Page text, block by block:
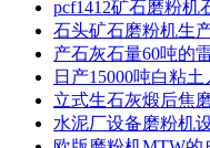
pcf1412矿石磨粉机
石头矿石磨粉机生
产石灰石量60吨的
日产15000吨白粘
立式生石灰煅后焦
水泥厂设备磨粉机